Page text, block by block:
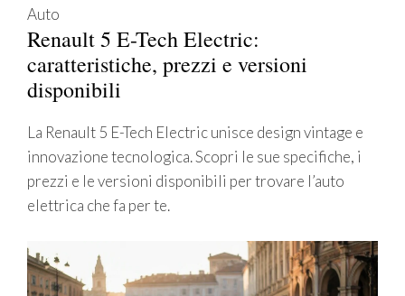
Auto
Renault 5 E-Tech Electric:
caratteristiche, prezzi e versioni
disponibili
La Renault 5 E-Tech Electric unisce design vintage e
innovazione tecnologica. Scopri le sue specifiche, i
prezzi e le versioni disponibili per trovare l’auto
elettrica che fa per te.